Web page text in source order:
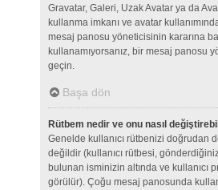
Gravatar, Galeri, Uzak Avatar ya da
kullanma imkanı ve avatar
mesaj panosu yöneticisinin kararına
kullanamıyorsanız, bir mesaj panosu
geçin.
Başa dön
Rütbem nedir ve onu nasıl
Genelde kullanıcı rütbenizi doğrudan
değildir (kullanıcı rütbesi,
bulunan isminizin altında ve kullanıcı
görülür). Çoğu mesaj panosunda